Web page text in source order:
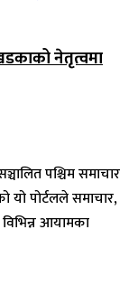
नेतृत्वमा
पश्चिम समाचार
यो पोर्टलले समाचार,
आयामका